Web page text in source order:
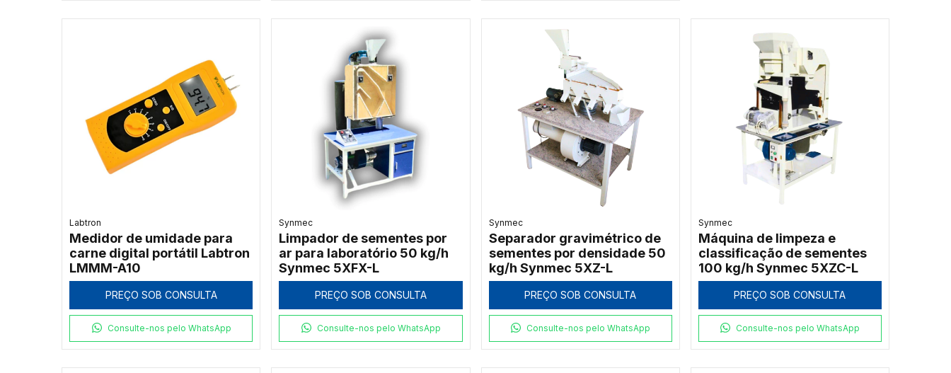
Labtron
Medidor de umidade para
carne digital portátil Labtron
LMMM-A10
PREÇO SOB CONSULTA
Consulte-nos pelo WhatsApp
Synmec
Limpador de sementes por
ar para laboratório 50 kg/h
Synmec 5XFX-L
PREÇO SOB CONSULTA
Consulte-nos pelo WhatsApp
Synmec
Separador gravimétrico de
sementes por densidade 50
kg/h Synmec 5XZ-L
PREÇO SOB CONSULTA
Consulte-nos pelo WhatsApp
Synmec
Máquina de limpeza e
classificação de sementes
100 kg/h Synmec 5XZC-L
PREÇO SOB CONSULTA
Consulte-nos pelo WhatsApp